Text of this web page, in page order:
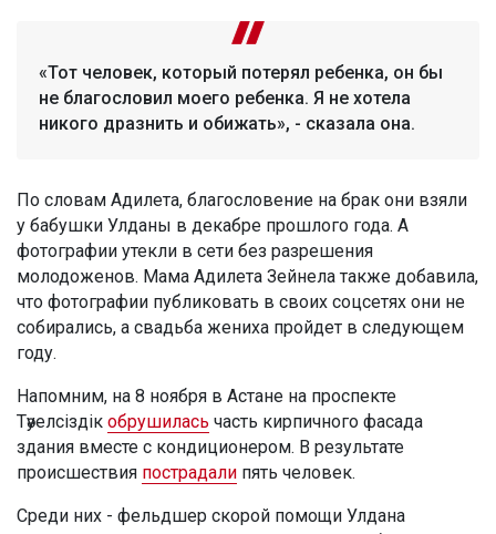
«Тот человек, который потерял ребенка, он бы
не благословил моего ребенка. Я не хотела
никого дразнить и обижать», - сказала она.
По словам Адилета, благословение на брак они взяли
у бабушки Улданы в декабре прошлого года. А
фотографии утекли в сети без разрешения
молодоженов. Мама Адилета Зейнела также добавила,
что фотографии публиковать в своих соцсетях они не
собирались, а свадьба жениха пройдет в следующем
году.
Напомним, на 8 ноября в Астане на проспекте
Тәуелсіздік обрушилась часть кирпичного фасада
здания вместе с кондиционером. В результате
происшествия пострадали пять человек.
Среди них - фельдшер скорой помощи Улдана